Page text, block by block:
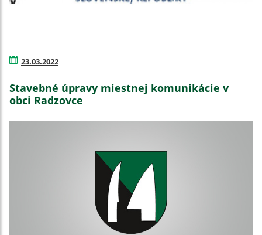
23.03.2022
Stavebné úpravy miestnej komunikácie v
obci Radzovce